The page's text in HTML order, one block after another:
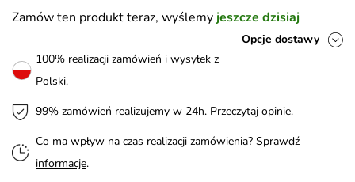
Zamów ten produkt teraz, wyślemy jeszcze dzisiaj
Opcje dostawy
100% realizacji zamówień i wysyłek z
Polski.
99% zamówień realizujemy w 24h. Przeczytaj opinie.
Co ma wpływ na czas realizacji zamówienia? Sprawdź
informacje.